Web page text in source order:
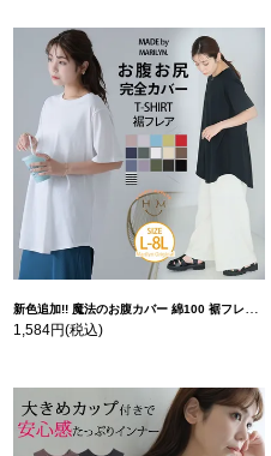
新色追加!! 魔法のお腹カバー 綿100 裾フレア Tシャツ | 大きいサイズの通販ならハッピーマリリン
1,584円(税込)